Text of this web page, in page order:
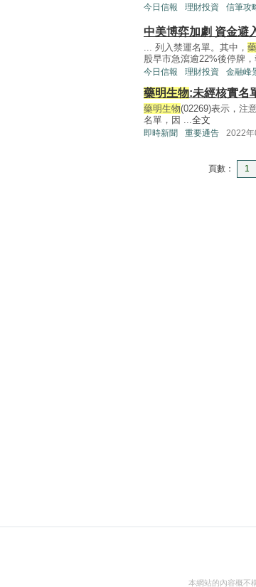
今日信報 理財投資 信筆攻
中美博弈加劇 資金避
... 列入禁運名單。其中，
股早市急瀉逾22%後停牌
今日信報 理財投資 金融峰
藥明生物:未經核實名
藥明生物(02269)表示，注
名單，因 ...全文
即時新聞 重要通告 2022年
頁數： 1
本網站的內容概不